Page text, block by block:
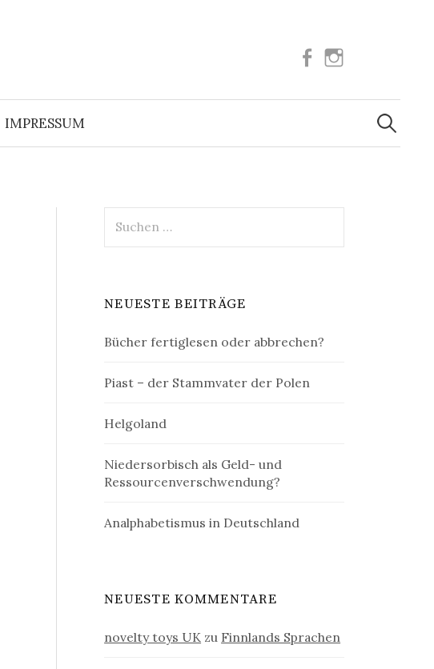
Facebook
IMPRESSUM
Suchen
nach:
nach:
NEUESTE BEITRÄGE
Bücher fertiglesen oder abbrechen?
Piast – der Stammvater der Polen
Helgoland
Niedersorbisch als Geld- und
Ressourcenverschwendung?
Analphabetismus in Deutschland
NEUESTE KOMMENTARE
novelty toys UK zu Finnlands Sprachen